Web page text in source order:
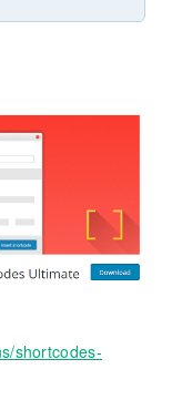
shortcodes-